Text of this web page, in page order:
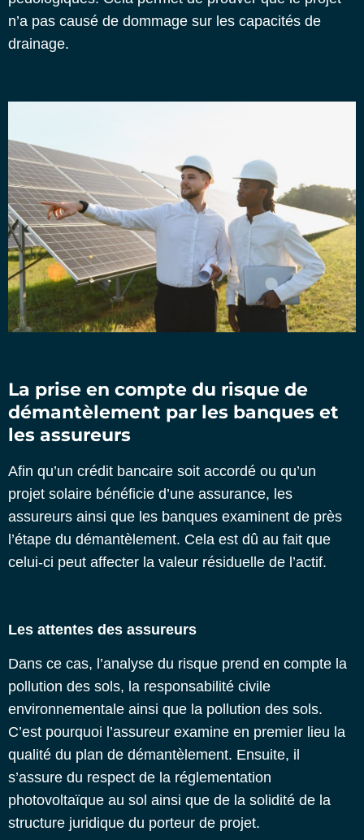
n’a pas causé de dommage sur les capacités de
drainage.
La prise en compte du risque de
démantèlement par les banques et
les assureurs
Afin qu’un crédit bancaire soit accordé ou qu’un
projet solaire bénéficie d’une assurance, les
assureurs ainsi que les banques examinent de près
l’étape du démantèlement. Cela est dû au fait que
celui-ci peut affecter la valeur résiduelle de l’actif.
Les attentes des assureurs
Dans ce cas, l’analyse du risque prend en compte la
pollution des sols, la responsabilité civile
environnementale ainsi que la pollution des sols.
C’est pourquoi l’assureur examine en premier lieu la
qualité du plan de démantèlement. Ensuite, il
s’assure du respect de la réglementation
photovoltaïque au sol ainsi que de la solidité de la
structure juridique du porteur de projet.